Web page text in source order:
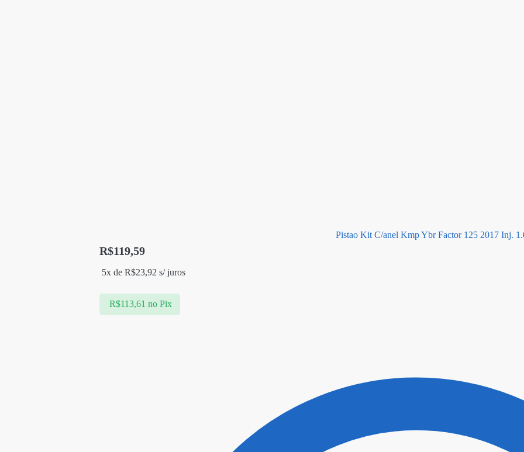
Pistao Kit C/anel Kmp Ybr Factor 125 2017 Inj.
R$119,59
5x de R$23,92 s/ juros
R$113,61 no Pix